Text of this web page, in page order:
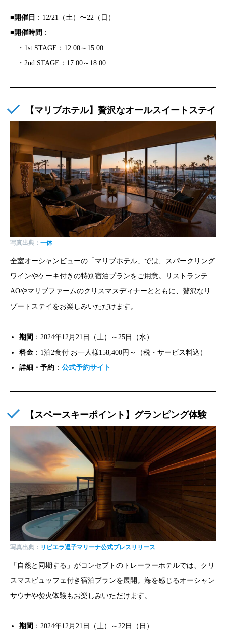
■開催日 ：12/21（土）〜22（日）
■開催時間 ：
・1st STAGE：12:00～15:00
・2nd STAGE：17:00～18:00
【マリブホテル】贅沢なオールスイートステイ
写真出典： 一休
全室オーシャンビューの「マリブホテル」では、スパークリング
ワインやケーキ付きの特別宿泊プランをご用意。リストランテ
AOやマリブファームのクリスマスディナーとともに、贅沢なリ
ゾートステイをお楽しみいただけます。
期間 ：2024年12月21日（土）～25日（水）
料金 ：1泊2食付 お一人様158,400円～（税・サービス料込）
詳細・予約 ：公式予約サイト
【スペースキーポイント】グランピング体験
写真出典： リビエラ逗子マリーナ公式プレスリリース
「自然と同期する」がコンセプトのトレーラーホテルでは、クリ
スマスビュッフェ付き宿泊プランを展開。海を感じるオーシャン
サウナや焚火体験もお楽しみいただけます。
期間 ：2024年12月21日（土）～22日（日）